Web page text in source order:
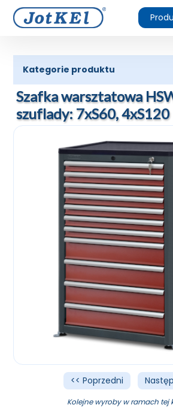
Kategorie produktu
Szafka warsztatowa
szuflady: 7xS60, 4xS120
<< Poprzedni
Kolejne wyroby w ramach tej